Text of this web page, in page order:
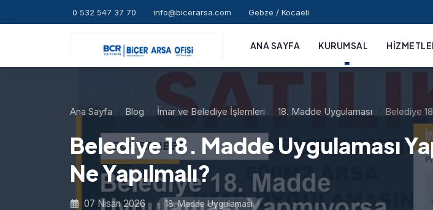
0 532 547 37 70 info@bicerarsa.com Gebze / Kocaeli
ANA SAYFA KURUMSAL
Ana Sayfa Blog İmar ve Belediye İşlemleri 18. Madde Uygulaması Belediye
Belediye 18. Madde Uygulaması
Ne Yapılmalı?
07 Nisan 2026 18. Madde Uygulaması